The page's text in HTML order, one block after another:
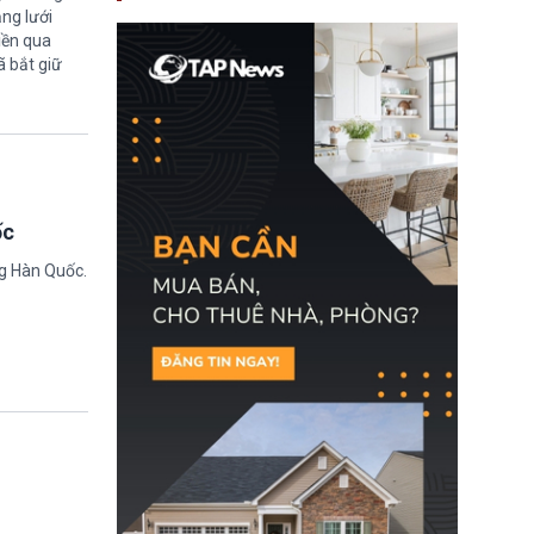
lưới
qua
bắt giữ
Hàn Quốc.
gan B hoặc viêm gan C
sẽ không còn bị mặc
định không đáp ứng tiêu
chuẩn sức khỏe chỉ vì
chi phí điều trị khi nộp hồ
sơ xin visa cư trú.